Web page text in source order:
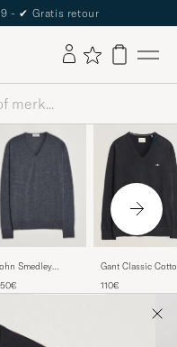
- ✔ Gratis retour
Smedley
V-Neck
Gant Classic
110€